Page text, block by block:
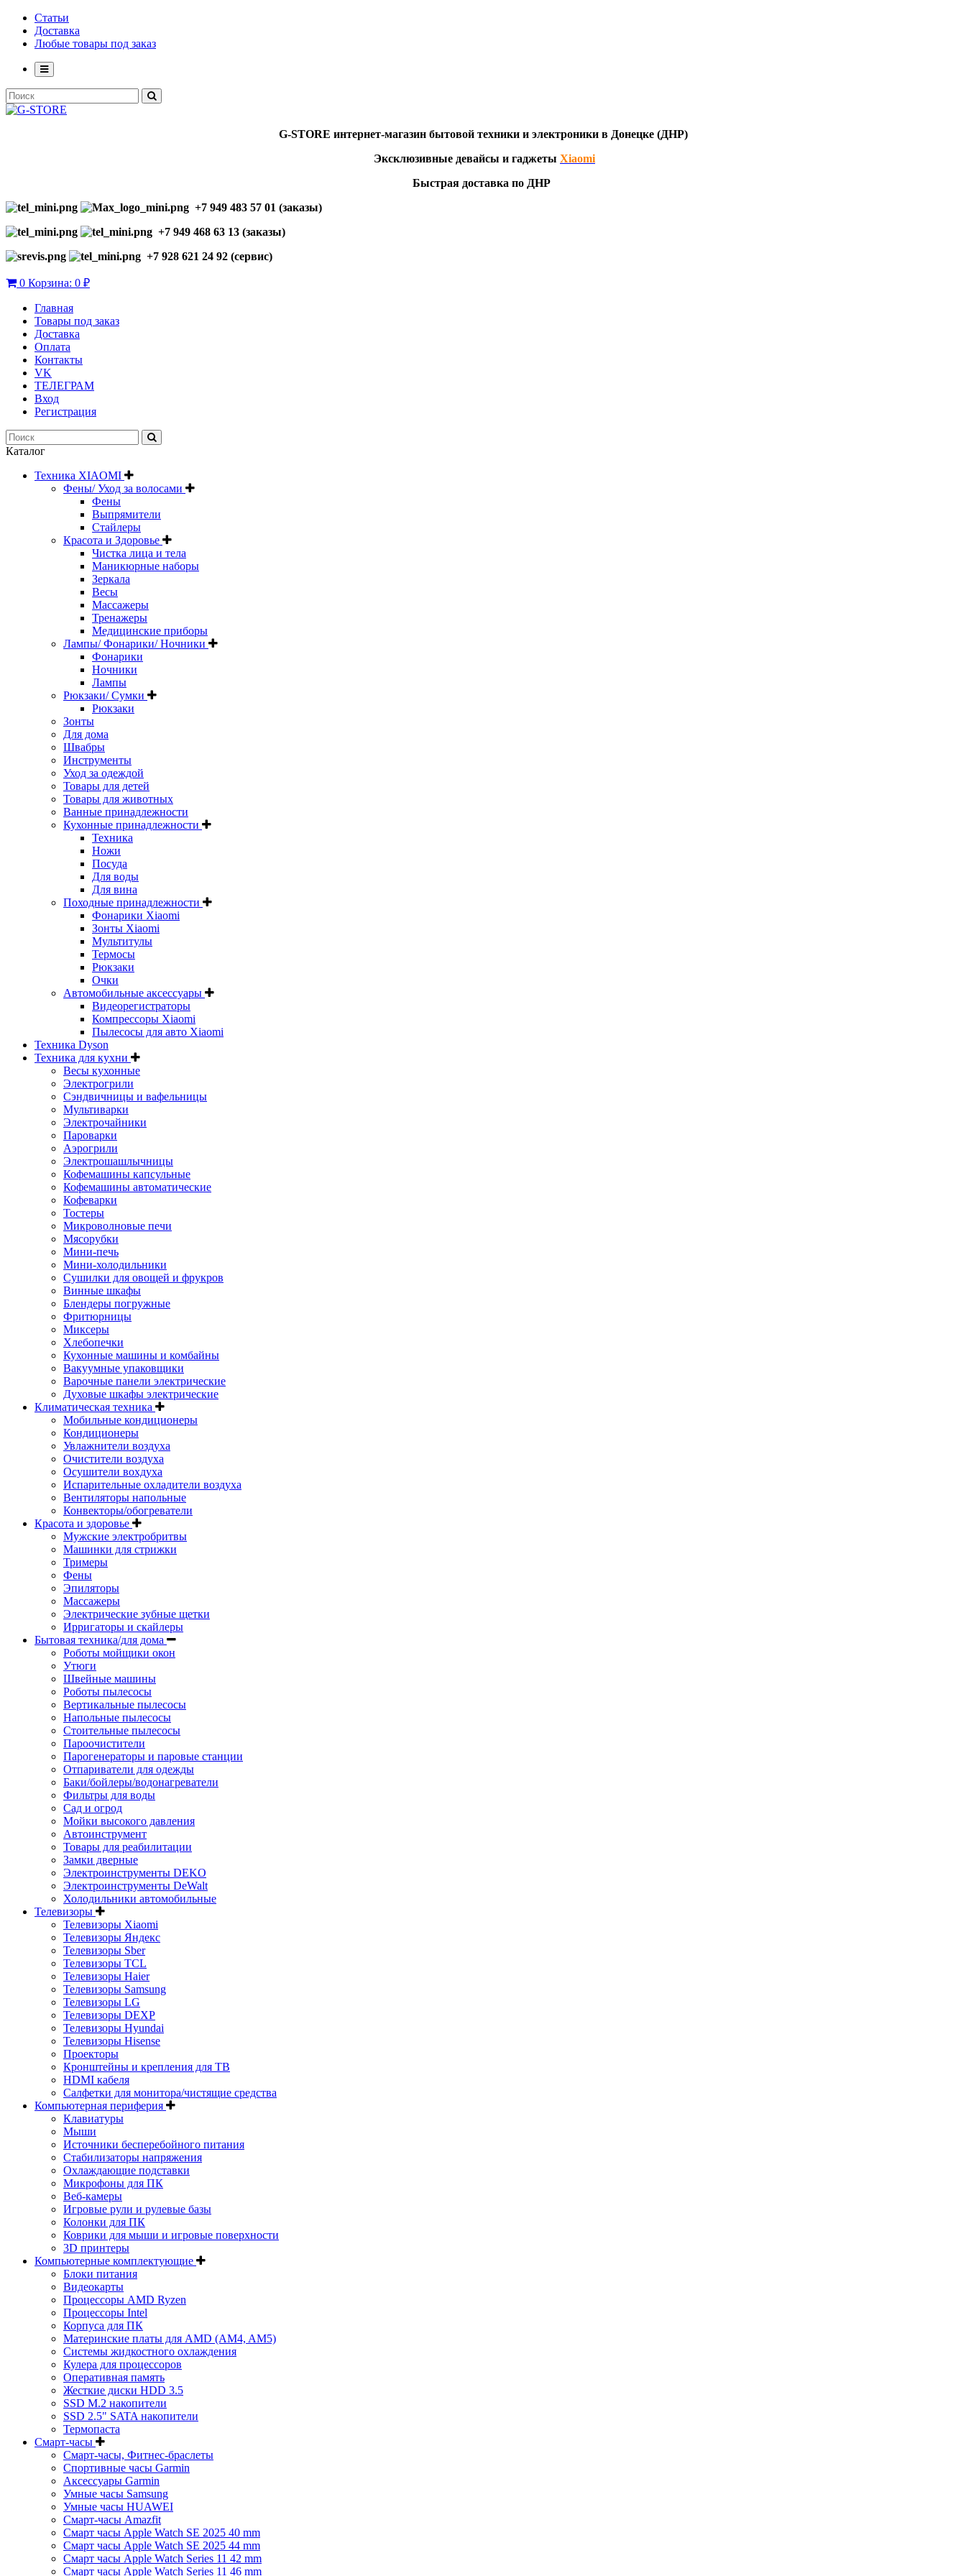
Статьи
Доставка
Любые товары под заказ
G-STORE интернет-магазин бытовой техники и электроники в Донецке (ДНР)
Эксклюзивные девайсы и гаджеты Xiaomi
Быстрая доставка по ДНР
+7 949 483 57 01 (заказы)
+7 949 468 63 13 (заказы)
+7 928 621 24 92 (сервис)
0 Корзина: 0 ₽
Главная
Товары под заказ
Доставка
Оплата
Контакты
VK
ТЕЛЕГРАМ
Вход
Регистрация
Каталог
Техника XIAOMI
Фены/ Уход за волосами
Фены
Выпрямители
Стайлеры
Красота и Здоровье
Чистка лица и тела
Маникюрные наборы
Зеркала
Весы
Массажеры
Тренажеры
Медицинские приборы
Лампы/ Фонарики/ Ночники
Фонарики
Ночники
Лампы
Рюкзаки/ Сумки
Рюкзаки
Зонты
Для дома
Швабры
Инструменты
Уход за одеждой
Товары для детей
Товары для животных
Ванные принадлежности
Кухонные принадлежности
Техника
Ножи
Посуда
Для воды
Для вина
Походные принадлежности
Фонарики Xiaomi
Зонты Xiaomi
Мультитулы
Термосы
Рюкзаки
Очки
Автомобильные аксессуары
Видеорегистраторы
Компрессоры Xiaomi
Пылесосы для авто Xiaomi
Техника Dyson
Техника для кухни
Весы кухонные
Электрогрили
Сэндвичницы и вафельницы
Мультиварки
Электрочайники
Пароварки
Аэрогрили
Электрошашлычницы
Кофемашины капсульные
Кофемашины автоматические
Кофеварки
Тостеры
Микроволновые печи
Мясорубки
Мини-печь
Мини-холодильники
Сушилки для овощей и фрукров
Винные шкафы
Блендеры погружные
Фритюрницы
Миксеры
Хлебопечки
Кухонные машины и комбайны
Вакуумные упаковщики
Варочные панели электрические
Духовые шкафы электрические
Климатическая техника
Мобильные кондиционеры
Кондиционеры
Увлажнители воздуха
Очистители воздуха
Осушители вохдуха
Испарительные охладители воздуха
Вентиляторы напольные
Конвекторы/обогреватели
Красота и здоровье
Мужские электробритвы
Машинки для стрижки
Тримеры
Фены
Эпиляторы
Массажеры
Электрические зубные щетки
Ирригаторы и скайлеры
Бытовая техника/для дома
Роботы мойщики окон
Утюги
Швейные машины
Роботы пылесосы
Вертикальные пылесосы
Напольные пылесосы
Стоительные пылесосы
Пароочистители
Парогенераторы и паровые станции
Отпариватели для одежды
Баки/бойлеры/водонагреватели
Фильтры для воды
Сад и огрод
Мойки высокого давления
Автоинструмент
Товары для реабилитации
Замки дверные
Электроинструменты DEKO
Электроинструменты DeWalt
Холодильники автомобильные
Телевизоры
Телевизоры Xiaomi
Телевизоры Яндекс
Телевизоры Sber
Телевизоры TCL
Телевизоры Haier
Телевизоры Samsung
Телевизоры LG
Телевизоры DEXP
Телевизоры Hyundai
Телевизоры Hisense
Проекторы
Кронштейны и крепления для ТВ
HDMI кабеля
Салфетки для монитора/чистящие средства
Компьютерная периферия
Клавиатуры
Мыши
Источники бесперебойного питания
Стабилизаторы напряжения
Охлаждающие подставки
Микрофоны для ПК
Веб-камеры
Игровые рули и рулевые базы
Колонки для ПК
Коврики для мыши и игровые поверхности
3D принтеры
Компьютерные комплектующие
Блоки питания
Видеокарты
Процессоры AMD Ryzen
Процессоры Intel
Корпуса для ПК
Материнские платы для AMD (AM4, AM5)
Системы жидкостного охлаждения
Кулера для процессоров
Оперативная память
Жесткие диски HDD 3.5
SSD M.2 накопители
SSD 2.5" SATA накопители
Термопаста
Смарт-часы
Смарт-часы, Фитнес-браслеты
Спортивные часы Garmin
Аксессуары Garmin
Умные часы Samsung
Умные часы HUAWEI
Смарт-часы Amazfit
Смарт часы Apple Watch SE 2025 40 mm
Смарт часы Apple Watch SE 2025 44 mm
Смарт часы Apple Watch Series 11 42 mm
Смарт часы Apple Watch Series 11 46 mm